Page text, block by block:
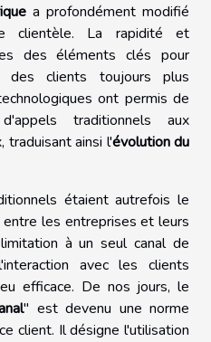
a profondément modifié
clientèle. La rapidité et
des éléments clés pour
des clients toujours plus
ont permis de
traditionnels aux
traduisant ainsi l'évolution du
étaient autrefois le
les entreprises et leurs
à un seul canal de
avec les clients
efficace. De nos jours, le
" est devenu une norme
client. Il désigne l'utilisation